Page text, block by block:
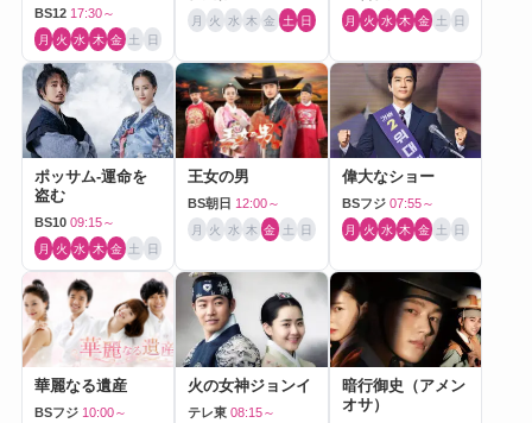
BS12 17:30～
月 火 水 木 金 土 日
月 火 水 木 金 土 日 月 火 水 木 金 土 日
ポッサム-運命を
盗む
BS10 09:15～
月 火 水 木 金 土 日
王女の男
BS朝日 12:00～
月 火 水 木 金 土 日
偉大なショー
BSフジ 07:55～
月 火 水 木 金 土 日
華麗なる遺産
BSフジ 10:00～
火の女神ジョンイ
テレ東 08:15～
暗行御史（アメン
オサ）